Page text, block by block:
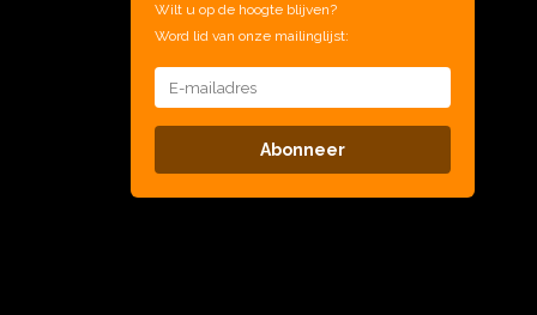
Wilt u op de hoogte blijven?
Word lid van onze mailinglijst:
Abonneer